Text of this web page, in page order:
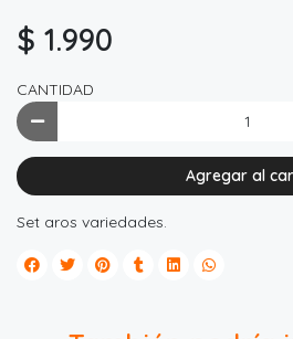
$ 1.990
CANTIDAD
Agregar al
Set aros variedades.